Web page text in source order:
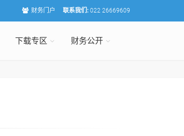
财务门户 联系我们: 022 26669609
下载专区 财务公开